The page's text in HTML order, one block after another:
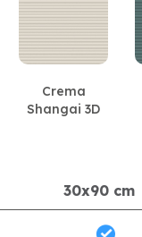
Crema
Shangai 3D
30x90 cm